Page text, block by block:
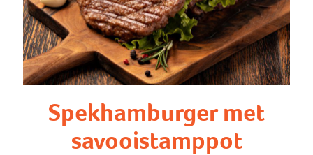
Spekhamburger met
savooistamppot